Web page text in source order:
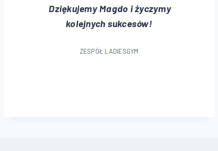
Dziękujemy Magdo i życzymy
kolejnych sukcesów!
ZESPÓŁ LADIESGYM